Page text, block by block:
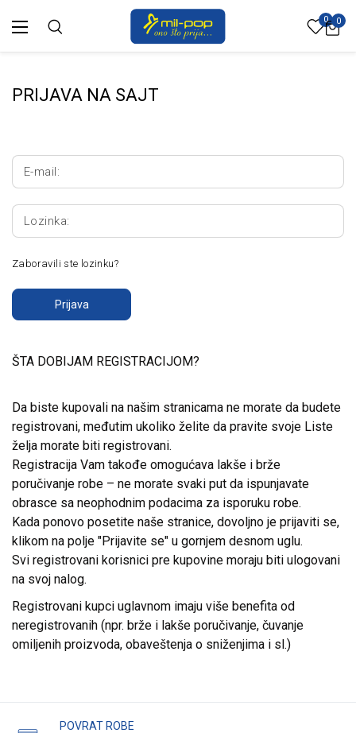
0 0
PRIJAVA NA SAJT
E-mail:
Lozinka:
Zaboravili ste lozinku?
Prijava
ŠTA DOBIJAM REGISTRACIJOM?
Da biste kupovali na našim stranicama ne morate da budete
registrovani, međutim ukoliko želite da pravite svoje Liste
želja morate biti registrovani.
Registracija Vam takođe omogućava lakše i brže
poručivanje robe – ne morate svaki put da ispunjavate
obrasce sa neophodnim podacima za isporuku robe.
Kada ponovo posetite naše stranice, dovoljno je prijaviti se,
klikom na polje "Prijavite se" u gornjem desnom uglu.
Svi registrovani korisnici pre kupovine moraju biti ulogovani
na svoj nalog.
Registrovani kupci uglavnom imaju više benefita od
neregistrovanih (npr. brže i lakše poručivanje, čuvanje
omiljenih proizvoda, obaveštenja o sniženjima i sl.)
POVRAT ROBE